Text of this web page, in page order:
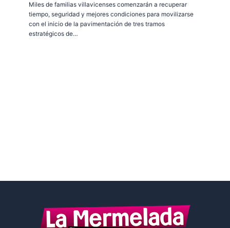
Miles de familias villavicenses comenzarán a recuperar
tiempo, seguridad y mejores condiciones para movilizarse
con el inicio de la pavimentación de tres tramos
estratégicos de…